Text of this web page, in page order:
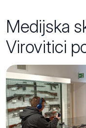
Medijska
Virovitici